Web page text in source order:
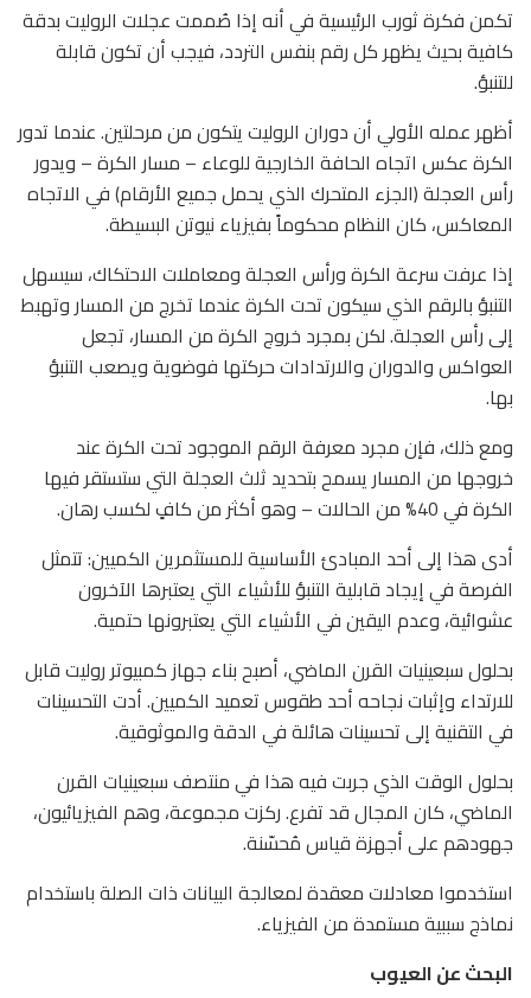
تكمن فكرة ثورب الرئيسية في أنه إذا صُممت عجلات الروليت بدقة
كافية بحيث يظهر كل رقم بنفس التردد، فيجب أن تكون قابلة
للتنبؤ.
أظهر عمله الأولي أن دوران الروليت يتكون من مرحلتين. عندما تدور
الكرة عكس اتجاه الحافة الخارجية للوعاء – مسار الكرة – ويدور
رأس العجلة (الجزء المتحرك الذي يحمل جميع الأرقام) في الاتجاه
المعاكس، كان النظام محكوماً بفيزياء نيوتن البسيطة.
إذا عرفت سرعة الكرة ورأس العجلة ومعاملات الاحتكاك، سيسهل
التنبؤ بالرقم الذي سيكون تحت الكرة عندما تخرج من المسار وتهبط
إلى رأس العجلة. لكن بمجرد خروج الكرة من المسار، تجعل
العواكس والدوران والارتدادات حركتها فوضوية ويصعب التنبؤ
بها.
ومع ذلك، فإن مجرد معرفة الرقم الموجود تحت الكرة عند
خروجها من المسار يسمح بتحديد ثلث العجلة التي ستستقر فيها
الكرة في 40% من الحالات – وهو أكثر من كافٍ لكسب رهان.
أدى هذا إلى أحد المبادئ الأساسية للمستثمرين الكميين: تتمثل
الفرصة في إيجاد قابلية التنبؤ للأشياء التي يعتبرها الآخرون
عشوائية، وعدم اليقين في الأشياء التي يعتبرونها حتمية.
بحلول سبعينيات القرن الماضي، أصبح بناء جهاز كمبيوتر روليت قابل
للارتداء وإثبات نجاحه أحد طقوس تعميد الكميين. أدت التحسينات
في التقنية إلى تحسينات هائلة في الدقة والموثوقية.
بحلول الوقت الذي جربت فيه هذا في منتصف سبعينيات القرن
الماضي، كان المجال قد تفرع. ركزت مجموعة، وهم الفيزيائيون،
جهودهم على أجهزة قياس مُحسّنة.
استخدموا معادلات معقدة لمعالجة البيانات ذات الصلة باستخدام
نماذج سببية مستمدة من الفيزياء.
البحث عن العيوب